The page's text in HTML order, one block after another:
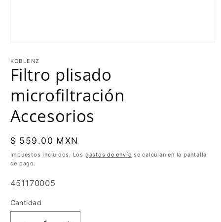
KOBLENZ
Filtro plisado
microfiltración
Accesorios
Precio
habitual
$ 559.00 MXN
Impuestos incluidos. Los gastos de envío se calculan en la pantalla
de pago.
SKU:
451170005
Cantidad
Cantidad